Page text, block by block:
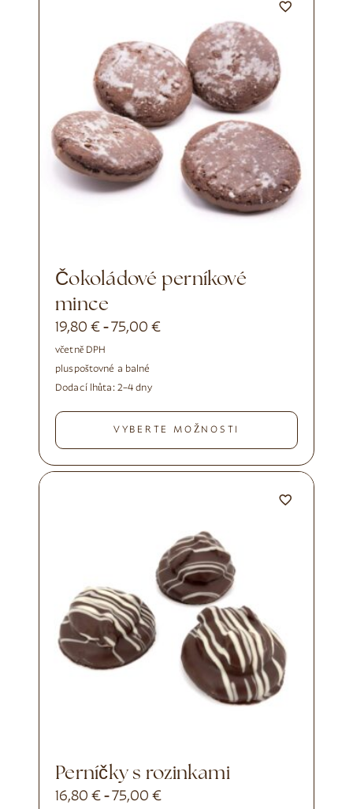
Čokoládové perníkové
mince
19,80€ - 75,00€
včetně DPH
pluspoštovné a balné
Dodací lhůta: 2–4 dny
VYBERTE MOŽNOSTI
Perníčky s rozinkami
16,80€ -75,00€